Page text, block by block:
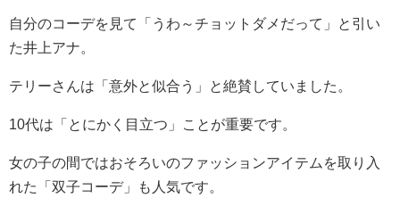
自分のコーデを見て「うわ～チョットダメだって」と引い
た井上アナ。
テリーさんは「意外と似合う」と絶賛していました。
10代は「とにかく目立つ」ことが重要です。
女の子の間ではおそろいのファッションアイテムを取り入
れた「双子コーデ」も人気です。